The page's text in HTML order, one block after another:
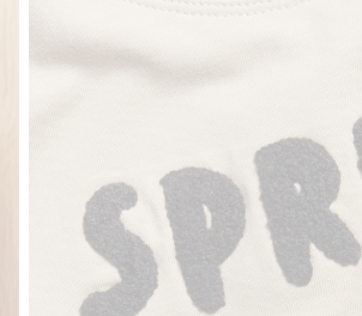
Gratis fraktalternativ